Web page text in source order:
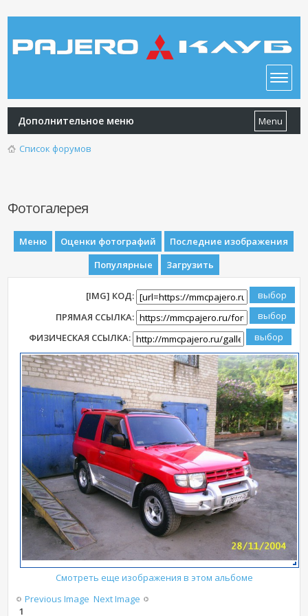
Дополнительное меню Menu
Список форумов
Фотогалерея
Меню Оценки фотографий
Последние изображения
Популярные
Загрузить
[IMG] КОД:
ПРЯМАЯ ССЫЛКА:
ФИЗИЧЕСКАЯ ССЫЛКА:
Смотреть еще изображения в этом альбоме
Previous Image Next Image
1